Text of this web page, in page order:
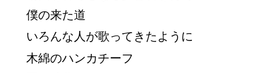
僕の来た道
いろんな人が歌ってきたように
木綿のハンカチーフ